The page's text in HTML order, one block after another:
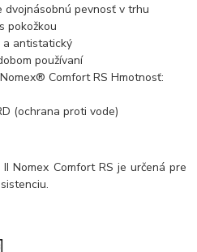
dvojnásobnú pevnosť v trhu
pokožkou
a antistatický
používaní
Comfort RS Hmotnosť:
(ochrana proti vode)
Nomex Comfort RS je určená pre